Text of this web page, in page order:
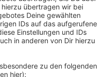
bereit, die Euch alle
beanworten.
Videotalk oder auch
zu unserem IHK-
Ihr hier: IHK Nord
555